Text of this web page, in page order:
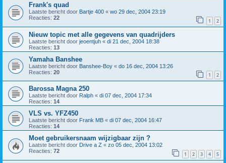
Frank's quad
Laatste bericht door Bartje 400 « wo 29 dec, 2004 23:19
Reacties: 22 1 2
Nieuw topic met alle gegevens van quadrijders
Laatste bericht door jeoentjuh « di 21 dec, 2004 18:38
Reacties: 13
Yamaha Banshee
Laatste bericht door Banshee-Boy « do 16 dec, 2004 13:26
Reacties: 20 1 2
Barossa Magna 250
Laatste bericht door Ralph « di 07 dec, 2004 17:34
Reacties: 14
VLS vs. YFZ450
Laatste bericht door Frank MB « di 07 dec, 2004 16:47
Reacties: 14
Moet gebruikersnaam wijzigbaar zijn ?
Laatste bericht door Drive a Z « zo 05 dec, 2004 13:02
Reacties: 72 1 2 3 4 5